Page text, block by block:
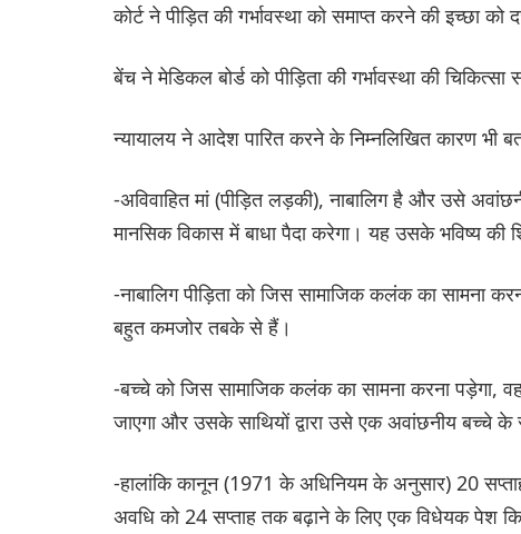
कोर्ट ने पीड़ित की गर्भावस्था को समाप्त करने की इच्छा
बेंच ने मेडिकल बोर्ड को पीड़िता की गर्भावस्था की
न्यायालय ने आदेश पारित करने के निम्नलिखित कारण भी
-अविवाहित मां (पीड़ित लड़की), नाबालिग है और उसे
मानसिक विकास में बाधा पैदा करेगा। यह उसके भविष्य की
-नाबालिग पीड़िता को जिस सामाजिक कलंक का सामना
बहुत कमजोर तबके से हैं।
-बच्चे को जिस सामाजिक कलंक का सामना करना पड़ेगा,
जाएगा और उसके साथियों द्वारा उसे एक अवांछनीय बच्चे के
-हालांकि कानून (1971 के अधिनियम के अनुसार) 20
अवधि को 24 सप्ताह तक बढ़ाने के लिए एक विधेयक पेश